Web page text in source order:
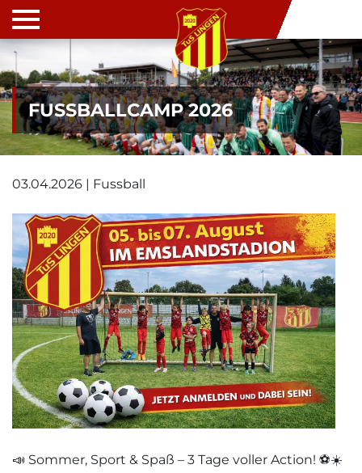
FUSSBALLCAMP 2026
03.04.2026 | Fussball
📣 Sommer, Sport & Spaß – 3 Tage voller Action! ⚽️☀️